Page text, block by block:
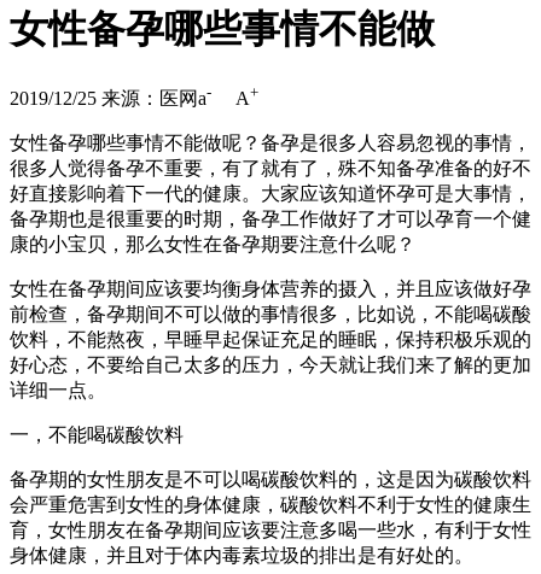
女性备孕哪些事情不能做
2019/12/25 来源：医网a- A+
女性备孕哪些事情不能做呢？备孕是很多人容易忽视的事情，
很多人觉得备孕不重要，有了就有了，殊不知备孕准备的好不
好直接影响着下一代的健康。大家应该知道怀孕可是大事情，
备孕期也是很重要的时期，备孕工作做好了才可以孕育一个健
康的小宝贝，那么女性在备孕期要注意什么呢？
女性在备孕期间应该要均衡身体营养的摄入，并且应该做好孕
前检查，备孕期间不可以做的事情很多，比如说，不能喝碳酸
饮料，不能熬夜，早睡早起保证充足的睡眠，保持积极乐观的
好心态，不要给自己太多的压力，今天就让我们来了解的更加
详细一点。
一，不能喝碳酸饮料
备孕期的女性朋友是不可以喝碳酸饮料的，这是因为碳酸饮料
会严重危害到女性的身体健康，碳酸饮料不利于女性的健康生
育，女性朋友在备孕期间应该要注意多喝一些水，有利于女性
身体健康，并且对于体内毒素垃圾的排出是有好处的。